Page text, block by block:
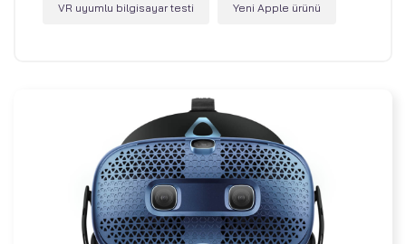
VR uyumlu bilgisayar testi Yeni Apple ürünü